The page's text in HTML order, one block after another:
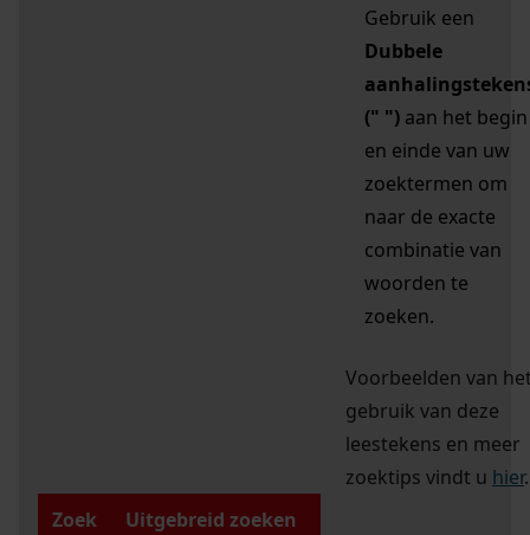
Gebruik een
Dubbele
(" ") aan het begin
en einde van uw
zoektermen om
naar de exacte
combinatie van
woorden te
zoeken.
Voorbeelden van
gebruik van deze
leestekens en meer
zoektips vindt u hier.
Zoek
Uitgebreid zoeken